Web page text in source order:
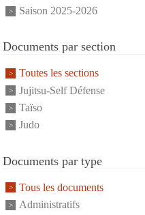
Saison 2025-2026
Documents par section
Toutes les sections
Jujitsu-Self Défense
Taïso
Judo
Documents par type
Tous les documents
Administratifs